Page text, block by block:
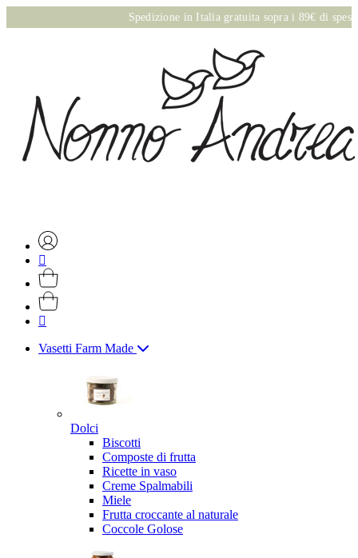
Spedizione in Italia gratuita sopra i 89€ di spesa
Vasetti Farm Made
Dolci
Biscotti
Composte di frutta
Ricette in vaso
Creme Spalmabili
Miele
Frutta croccante al naturale
Coccole Golose